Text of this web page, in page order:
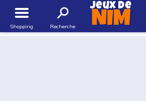
Shopping Recherche
Jeux de
NIM